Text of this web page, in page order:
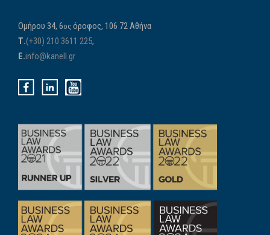
Ομήρου 34, 6ος όροφος, 106 72 Αθήνα
Τ.(+30) 210 3611 225,
E.info@kanell.gr